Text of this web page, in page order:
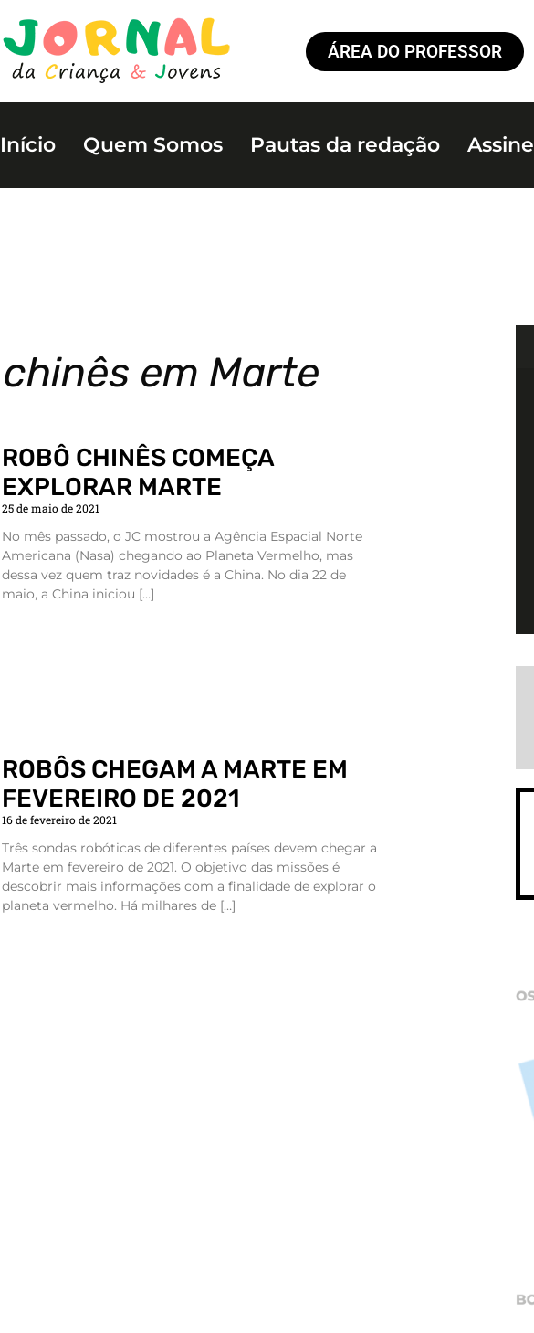
ÁREA DO PROFESSOR
Início Quem Somos Pautas da redação Assine
em Marte
ROBÔ CHINÊS COMEÇA
EXPLORAR MARTE
25 de maio de 2021
No mês passado, o JC mostrou a Agência Espacial Norte
Americana (Nasa) chegando ao Planeta Vermelho, mas
dessa vez quem traz novidades é a China. No dia 22 de
maio, a China iniciou […]
ROBÔS CHEGAM A MARTE EM
FEVEREIRO DE 2021
16 de fevereiro de 2021
Três sondas robóticas de diferentes países devem chegar a
Marte em fevereiro de 2021. O objetivo das missões é
descobrir mais informações com a finalidade de explorar o
planeta vermelho. Há milhares de […]